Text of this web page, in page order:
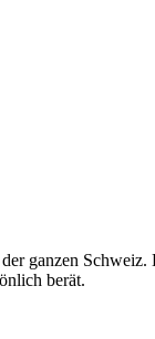
ganzen
berät.